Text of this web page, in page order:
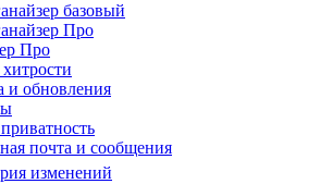
базовый
Про
Про
и обновления
почта и сообщения
изменений